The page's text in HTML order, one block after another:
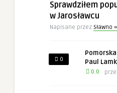
Sprawdziłem
w Jarosławcu
Napisane przez Sławno
0
Paul
0.0